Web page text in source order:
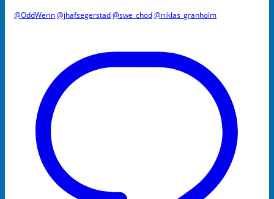
@OddWerin@jhafsegerstad@swe_chod@niklas_granholm